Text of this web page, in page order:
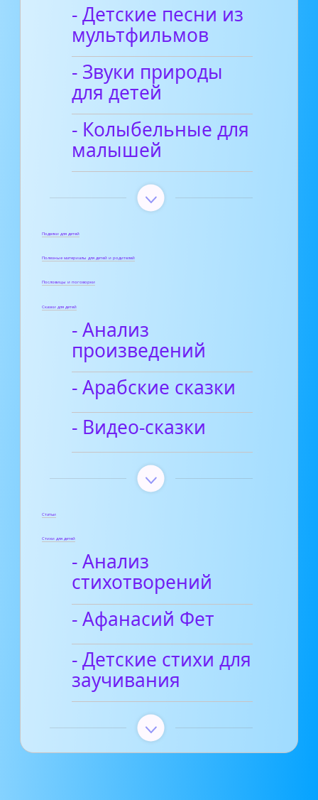
- Детские песни из
мультфильмов
- Звуки природы
для детей
- Колыбельные для
малышей
Поделки для детей
Полезные материалы для детей и родителей
Пословицы и поговорки
Сказки для детей
- Анализ
произведений
- Арабские сказки
- Видео-сказки
Статьи
Стихи для детей
- Анализ
стихотворений
- Афанасий Фет
- Детские стихи для
заучивания